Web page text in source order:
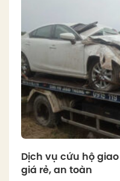
Dịch vụ cứu hộ
giá rẻ, an toàn